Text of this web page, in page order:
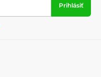
Prihlásiť